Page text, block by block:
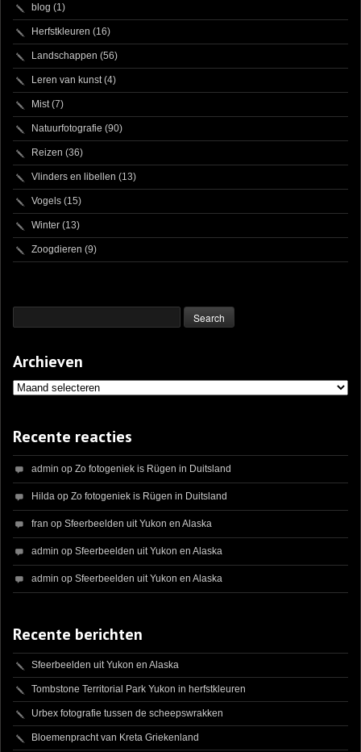
blog (1)
Herfstkleuren (16)
Landschappen (56)
Leren van kunst (4)
Mist (7)
Natuurfotografie (90)
Reizen (36)
Vlinders en libellen (13)
Vogels (15)
Winter (13)
Zoogdieren (9)
Archieven
Archieven
Recente reacties
admin op Zo fotogeniek is Rügen in Duitsland
Hilda op Zo fotogeniek is Rügen in Duitsland
fran op Sfeerbeelden uit Yukon en Alaska
admin op Sfeerbeelden uit Yukon en Alaska
admin op Sfeerbeelden uit Yukon en Alaska
Recente berichten
Sfeerbeelden uit Yukon en Alaska
Tombstone Territorial Park Yukon in herfstkleuren
Urbex fotografie tussen de scheepswrakken
Bloemenpracht van Kreta Griekenland